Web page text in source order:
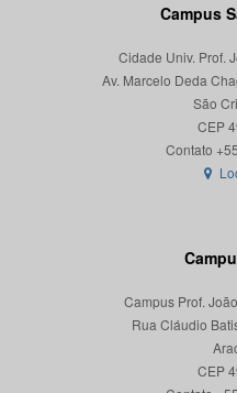
Campus
Cidade Univ. Prof.
Av. Marcelo Deda
São
CEP
Campus Prof.
Rua Cláudio
CEP